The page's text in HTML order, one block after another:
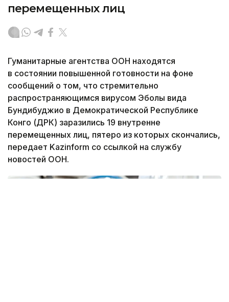
перемещенных лиц
Гуманитарные агентства ООН находятся
в состоянии повышенной готовности на фоне
сообщений о том, что стремительно
распространяющимся вирусом Эболы вида
Бундибуджио в Демократической Республике
Конго (ДРК) заразились 19 внутренне
перемещенных лиц, пятеро из которых скончались,
передает Kazinform со ссылкой на службу
новостей ООН.